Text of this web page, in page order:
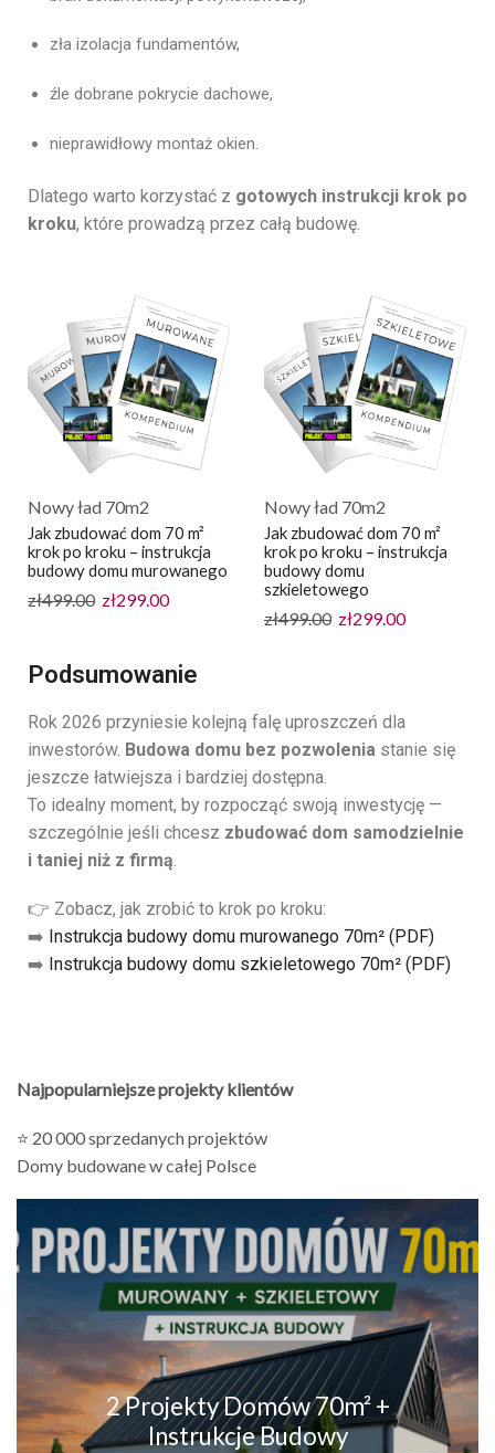
zła izolacja fundamentów,
źle dobrane pokrycie dachowe,
nieprawidłowy montaż okien.
Dlatego warto korzystać z gotowych instrukcji krok po
kroku, które prowadzą przez całą budowę.
Nowy ład 70m2
Jak zbudować dom 70 m²
krok po kroku – instrukcja
budowy domu murowanego
zł499.00 zł299.00
Nowy ład 70m2
Jak zbudować dom 70 m²
krok po kroku – instrukcja
budowy domu
szkieletowego
zł499.00 zł299.00
Podsumowanie
Rok 2026 przyniesie kolejną falę uproszczeń dla
inwestorów. Budowa domu bez pozwolenia stanie się
jeszcze łatwiejsza i bardziej dostępna.
To idealny moment, by rozpocząć swoją inwestycję —
szczególnie jeśli chcesz zbudować dom samodzielnie
i taniej niż z firmą.
👉 Zobacz, jak zrobić to krok po kroku:
➡️ Instrukcja budowy domu murowanego 70m² (PDF)
➡️ Instrukcja budowy domu szkieletowego 70m² (PDF)
Najpopularniejsze projekty klientów
⭐ 20 000 sprzedanych projektów
Domy budowane w całej Polsce
2 Projekty Domów 70m² +
Instrukcje Budowy